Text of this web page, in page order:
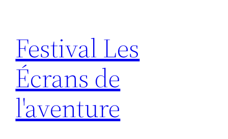
contenu
Festival Les
Écrans de
l'aventure